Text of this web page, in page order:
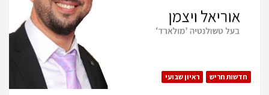
חדשות חריש ראיון שבועי